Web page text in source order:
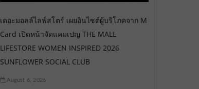
เดอะมอลล์ไลฟ์สโตร์ เผยอินไซต์ผู้บริโภคจาก M
Card เปิดหน้าจัดแคมเปญ THE MALL
LIFESTORE WOMEN INSPIRED 2026
SUNFLOWER SOCIAL CLUB
August 6, 2026